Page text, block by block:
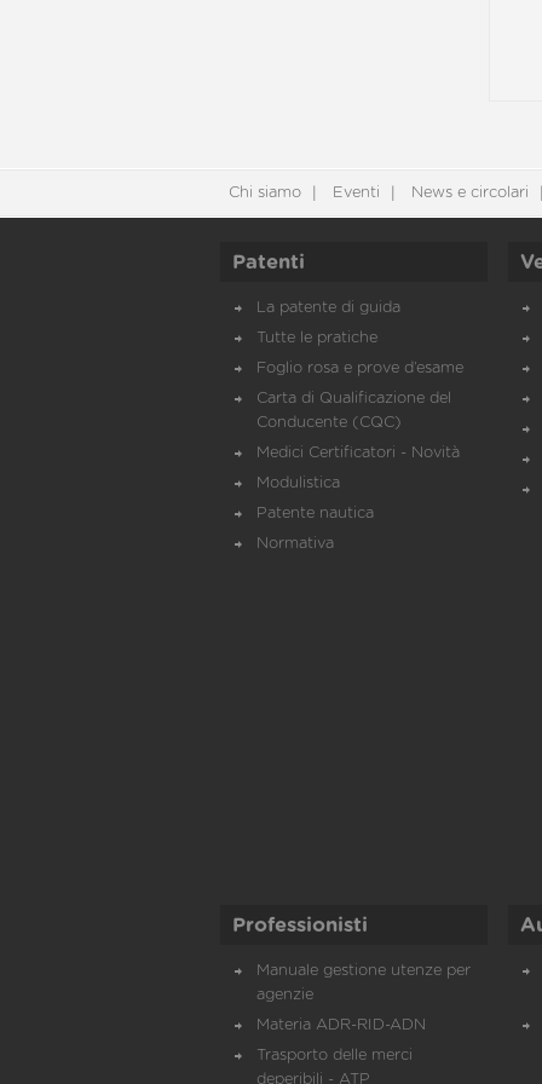
Chi siamo Eventi News e circolari
Patenti
La patente di guida
Tutte le pratiche
Foglio rosa e prove d’esame
Carta di Qualificazione del
Conducente (CQC)
Medici Certificatori - Novità
Modulistica
Patente nautica
Normativa
Professionisti
Manuale gestione utenze per
agenzie
Materia ADR-RID-ADN
Trasporto delle merci
deperibili - ATP